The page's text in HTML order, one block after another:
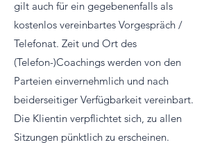
gilt auch für ein gegebenenfalls als
kostenlos vereinbartes Vorgespräch /
Telefonat. Zeit und Ort des
(Telefon-)Coachings werden von den
Parteien einvernehmlich und nach
beiderseitiger Verfügbarkeit vereinbart.
Die Klientin verpflichtet sich, zu allen
Sitzungen pünktlich zu erscheinen.